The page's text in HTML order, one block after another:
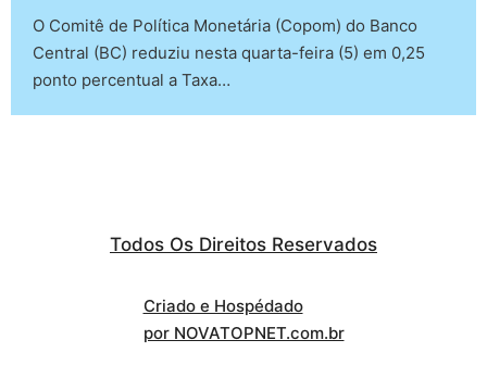
O Comitê de Política Monetária (Copom) do Banco
Central (BC) reduziu nesta quarta-feira (5) em 0,25
ponto percentual a Taxa…
Todos Os Direitos Reservados
Criado e Hospédado
por NOVATOPNET.com.br